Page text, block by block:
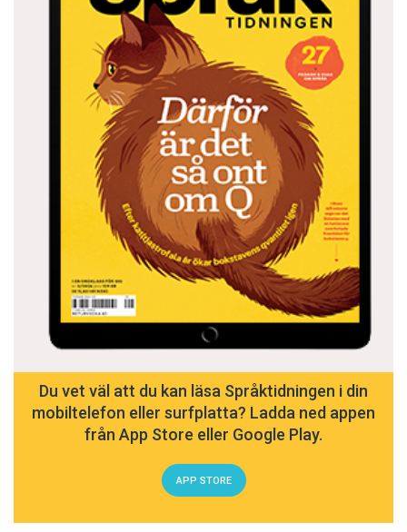
Du vet väl att du kan läsa Språktidningen i din
mobiltelefon eller surfplatta? Ladda ned appen
från App Store eller Google Play.
APP STORE